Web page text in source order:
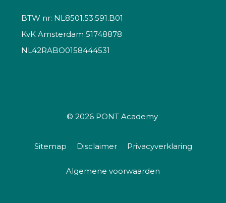
BTW nr: NL8501.53.591.B01
KvK Amsterdam 51748878
NL42RABO0158444531
© 2026 PONT Academy
Sitemap Disclaimer Privacyverklaring
Algemene voorwaarden